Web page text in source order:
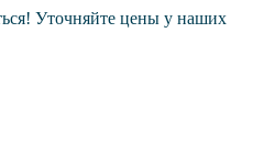
Уточняйте цены у наших